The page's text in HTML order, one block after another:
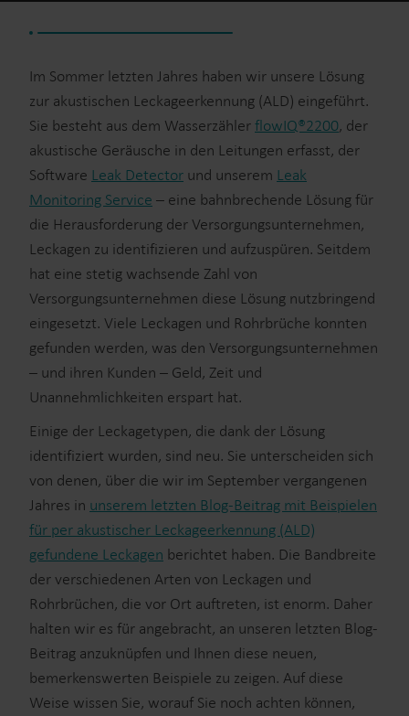
Im Sommer letzten Jahres haben wir unsere Lösung
zur akustischen Leckageerkennung (ALD) eingeführt.
Sie besteht aus dem WasserzählerflowIQ®2200, der
akustische Geräusche in den Leitungen erfasst, der
Software Leak Detector und unserem Leak
Monitoring Service – eine bahnbrechende Lösung für
die Herausforderung der Versorgungsunternehmen,
Leckagen zu identifizieren und aufzuspüren. Seitdem
hat eine stetig wachsende Zahl von
Versorgungsunternehmen diese Lösung nutzbringend
eingesetzt. Viele Leckagen und Rohrbrüche konnten
gefunden werden, was den Versorgungsunternehmen
– und ihren Kunden – Geld, Zeit und
Unannehmlichkeiten erspart hat.
Einige der Leckagetypen, die dank der Lösung
identifiziert wurden, sind neu. Sie unterscheiden sich
von denen, über die wir im September vergangenen
Jahres in unserem letzten Blog-Beitrag mit Beispielen
für per akustischer Leckageerkennung (ALD)
gefundene Leckagen berichtet haben. Die Bandbreite
der verschiedenen Arten von Leckagen und
Rohrbrüchen, die vor Ort auftreten, ist enorm. Daher
halten wir es für angebracht, an unseren letzten Blog-
Beitrag anzuknüpfen und Ihnen diese neuen,
bemerkenswerten Beispiele zu zeigen. Auf diese
Weise wissen Sie, worauf Sie noch achten können,